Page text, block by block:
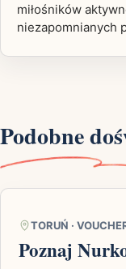
miłośników
niezapomnianych
Podobne
TORUŃ ·
Poznaj